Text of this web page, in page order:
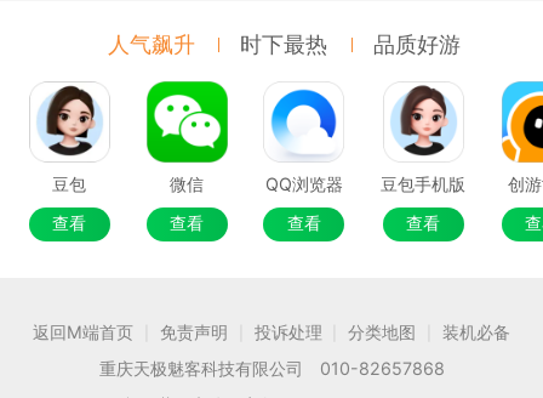
人气飙升 时下最热 品质好游
豆包
查看
微信
查看
QQ浏览器
查看
豆包手机版
查看
创
返回M端首页 免责声明 投诉处理 分类地图
装机必备
重庆天极魅客科技有限公司 010-82657868